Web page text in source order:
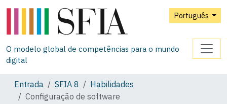
Português
O modelo global de competências para o mundo
digital
Entrada SFIA 8
Habilidades
Configuração de software